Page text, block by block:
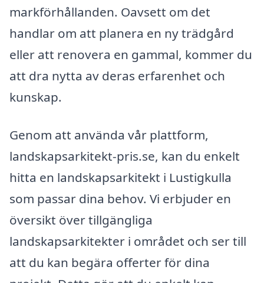
markförhållanden. Oavsett om det
handlar om att planera en ny trädgård
eller att renovera en gammal, kommer du
att dra nytta av deras erfarenhet och
kunskap.
Genom att använda vår plattform,
landskapsarkitekt-pris.se, kan du enkelt
hitta en landskapsarkitekt i Lustigkulla
som passar dina behov. Vi erbjuder en
översikt över tillgängliga
landskapsarkitekter i området och ser till
att du kan begära offerter för dina